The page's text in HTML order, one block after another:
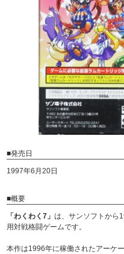
■発売日
1997年6月20日
■概要
「わくわく7」は、サンソフトから
用対戦格闘ゲームです。
本作は1996年に稼働されたアーケ